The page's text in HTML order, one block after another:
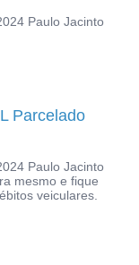
Paulo Jacinto
Parcelado
Paulo Jacinto
mesmo e fique
veiculares.